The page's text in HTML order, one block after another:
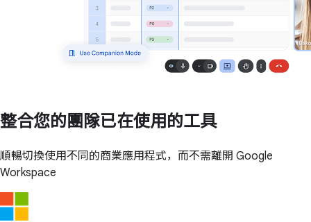
整合您的團隊已在使用的工具
順暢切換使用不同的商業應用程式，而不需離開 Google
Workspace